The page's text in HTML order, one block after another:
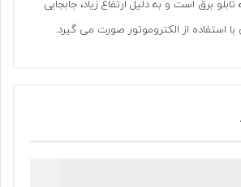
برق است و به دلیل ارتفاع زیاد، جابجایی
با استفاده از الکتروموتور صورت می گیرد.